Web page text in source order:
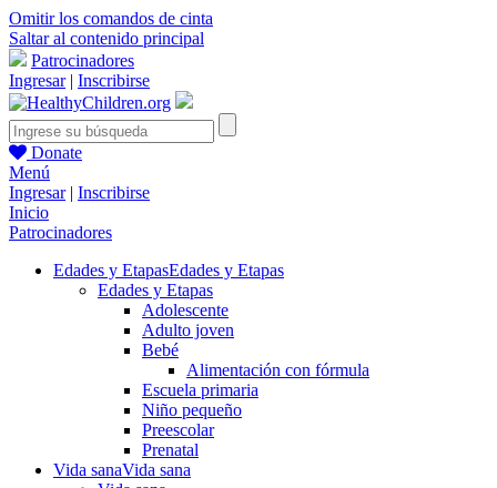
Omitir los comandos de cinta
Saltar al contenido principal
Patrocinadores
Ingresar| Inscribirse
Donate
Menú
Ingresar| Inscribirse
Inicio
Patrocinadores
Edades y EtapasEdades y Etapas
Edades y Etapas
Adolescente
Adulto joven
Bebé
Alimentación con fórmula
Escuela primaria
Niño pequeño
Preescolar
Prenatal
Vida sanaVida sana